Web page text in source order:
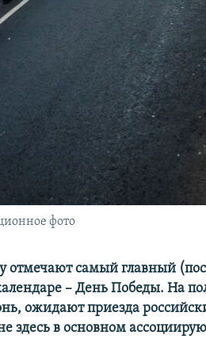
фото
отмечают самый главный
– День Победы. На
ожидают приезда
здесь в основном